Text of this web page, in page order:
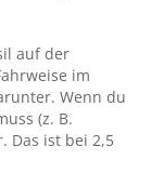
auf der
im
Wenn du
(z. B.
Das ist bei 2,5